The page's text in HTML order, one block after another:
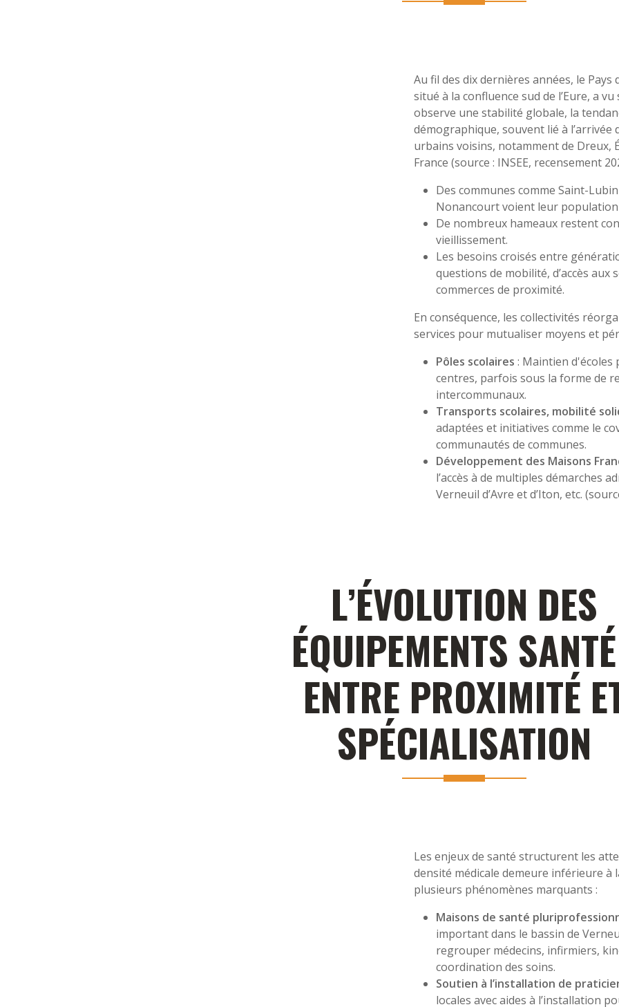
Au fil des dix dernières années, le
situé à la confluence sud de l’Eure, a
observe une stabilité globale, la
démographique, souvent lié à l’arrivée
urbains voisins, notamment de Dreux,
France (source : INSEE, recensement
Des communes comme Saint-
Nonancourt voient leur
De nombreux hameaux restent
vieillissement.
Les besoins croisés entre
questions de mobilité, d’accès aux
commerces de proximité.
En conséquence, les collectivités
services pour mutualiser moyens et
Pôles scolaires : Maintien d'écoles
centres, parfois sous la forme de
intercommunaux.
Transports scolaires, mobilité
adaptées et initiatives comme le
communautés de communes.
Développement des Maisons
l’accès à de multiples démarches
Verneuil d’Avre et d’Iton, etc.
L’ÉVOLUTION DES
ÉQUIPEMENTS
ENTRE PROXIMITÉ
SPÉCIALISATION
Les enjeux de santé structurent les
densité médicale demeure inférieure
plusieurs phénomènes marquants :
Maisons de santé
important dans le bassin de
regrouper médecins, infirmiers,
coordination des soins.
Soutien à l’installation de
locales avec aides à l’installation